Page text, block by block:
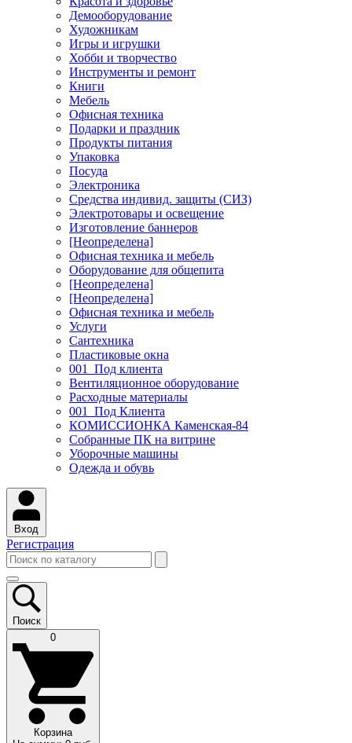
Демооборудование
Художникам
Игры и игрушки
Хобби и творчество
Инструменты и ремонт
Книги
Мебель
Офисная техника
Подарки и праздник
Продукты питания
Упаковка
Посуда
Электроника
Средства индивид. защиты (СИЗ)
Электротовары и освещение
Изготовление баннеров
[Неопределена]
Офисная техника и мебель
Оборудование для общепита
[Неопределена]
[Неопределена]
Офисная техника и мебель
Услуги
Сантехника
Пластиковые окна
001_Под клиента
Вентиляционное оборудование
Расходные материалы
001_Под Клиента
КОМИССИОНКА Каменская-84
Собранные ПК на витрине
Уборочные машины
Одежда и обувь
Вход
Регистрация
Поиск
0
Корзина